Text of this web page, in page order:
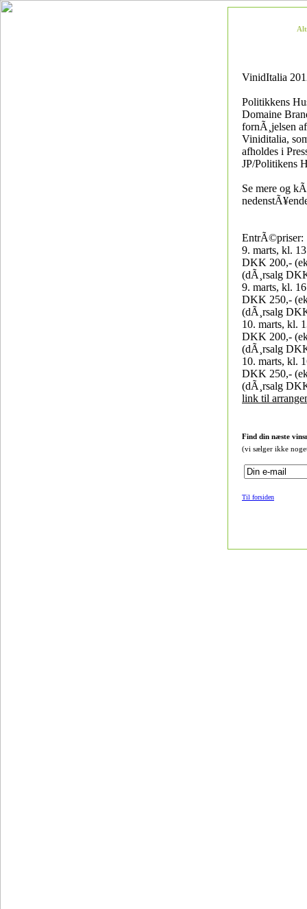
VinidItalia
Politikkens
Domaine
fornÃ¸jelsen
Viniditalia,
afholdes i
JP/Politikens
Se mere og
EntrÃ©priser:
9. marts, kl.
DKK 200,-
(dÃ¸rsalg
9. marts, kl.
DKK 250,-
(dÃ¸rsalg
10. marts, kl.
DKK 200,-
(dÃ¸rsalg
10. marts, kl.
DKK 250,-
(dÃ¸rsalg
link til
Find din næste
(vi sælger ikke
Til forsiden